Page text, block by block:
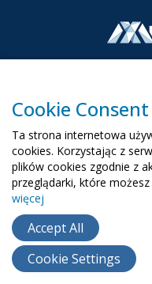
Copyright ©
Cookie Consent
Ta strona internetowa
cookies. Korzystając z
plików cookies zgodnie z
przeglądarki, które
więcej
Accept All
Cookie Settings